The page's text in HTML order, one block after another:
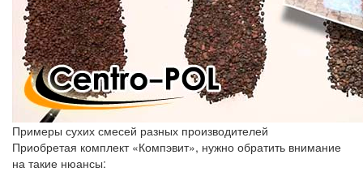
Примеры сухих смесей разных производителей
Приобретая комплект «Компэвит», нужно обратить внимание
на такие нюансы: